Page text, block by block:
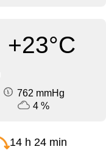
+23°C
762 mmHg
4 %
14 h 24 min